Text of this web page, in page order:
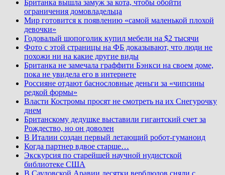
Британка вышла замуж за кота, чтобы обойти
ограничения домовладельца
Мир готовится к появлению «самой маленькой плохой
девочки»
Годовалый шопоголик купил мебели на $2 тысячи
Фото с этой страницы на ФБ доказывают, что люди не
похожи ни на какие другие виды
Британка не замечала граффити Бэнкси на своем доме,
пока не увидела его в интернете
Россияне отдают баснословные деньги за «чипсины
редкой формы»
Власти Костромы просят не смотреть на их Снегурочку
днем
Британскому дедушке выставили гигантский счет за
Рождество, но он доволен
В Италии создан первый летающий робот-гуманоид
Когда партнер вдвое старше…
Экскурсия по старейшей научной нудистской
библиотеке США
В Саудовской Аравии десятки верблюдов сняли с